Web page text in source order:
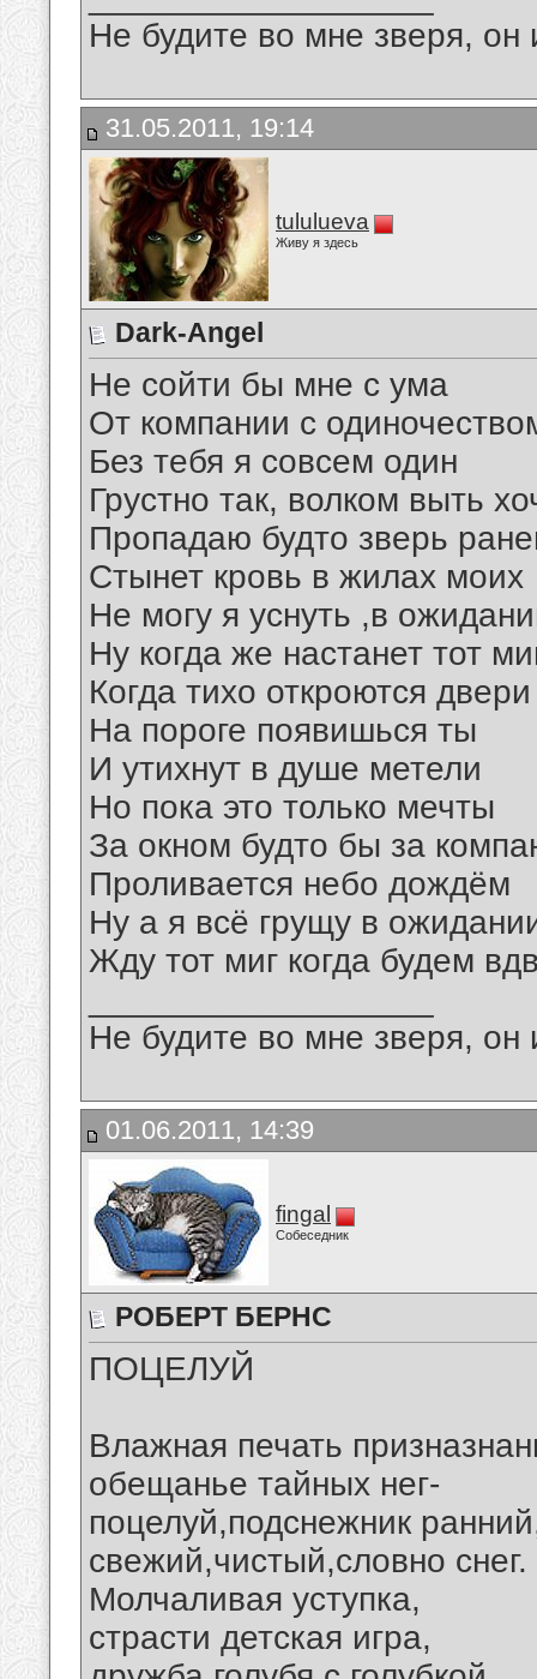
Не будите во мне зверя, он
31.05.2011, 19:14
tululueva
Живу я здесь
Dark-Angel
Не сойти бы мне с ума
От компании с
Без тебя я совсем один
Грустно так, волком выть
Пропадаю будто зверь
Стынет кровь в жилах моих
Не могу я уснуть ,в
Ну когда же настанет тот
Когда тихо откроются двери
На пороге появишься ты
И утихнут в душе метели
Но пока это только мечты
За окном будто бы за
Проливается небо дождём
Ну а я всё грущу в
Жду тот миг когда будем
Не будите во мне зверя, он
01.06.2011, 14:39
fingal
Собеседник
РОБЕРТ БЕРНС
ПОЦЕЛУЙ
Влажная печать
обещанье тайных нег-
поцелуй,подснежник
свежий,чистый,словно снег.
Молчаливая уступка,
страсти детская игра,